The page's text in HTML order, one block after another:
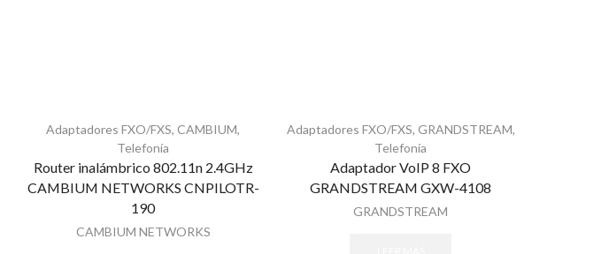
Adaptadores FXO/FXS, CAMBIUM,
Telefonía
Router inalámbrico 802.11n 2.4GHz
CAMBIUM NETWORKS CNPILOTR-
190
CAMBIUM NETWORKS
Adaptadores FXO/FXS, GRANDSTREAM,
Telefonía
Adaptador VoIP 8 FXO
GRANDSTREAM GXW-4108
GRANDSTREAM